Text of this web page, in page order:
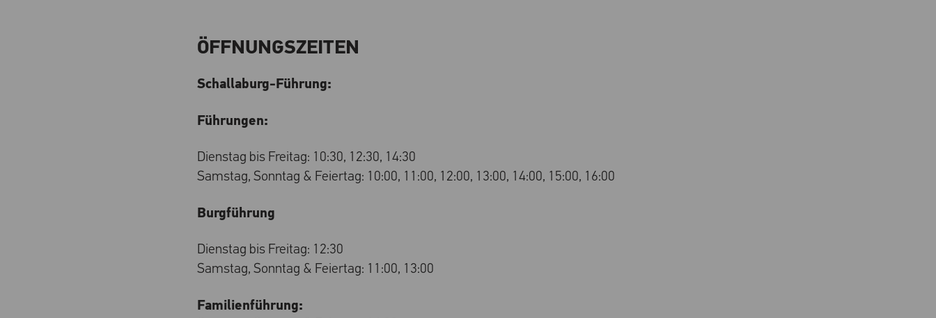
ÖFFNUNGSZEITEN
Schallaburg-Führung:
Führungen:
Dienstag bis Freitag: 10:30, 12:30, 14:30
Samstag, Sonntag & Feiertag: 10:00, 11:00, 12:00, 13:00, 14:00, 15:00, 16:00
Burgführung
Dienstag bis Freitag: 12:30
Samstag, Sonntag & Feiertag: 11:00, 13:00
Familienführung: